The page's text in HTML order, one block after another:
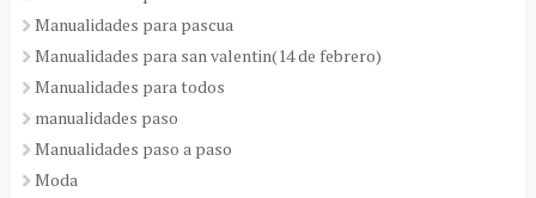
Manualidades para pascua
Manualidades para san valentin(14 de febrero)
Manualidades para todos
manualidades paso
Manualidades paso a paso
Moda